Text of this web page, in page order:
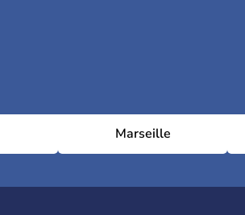
Marseille